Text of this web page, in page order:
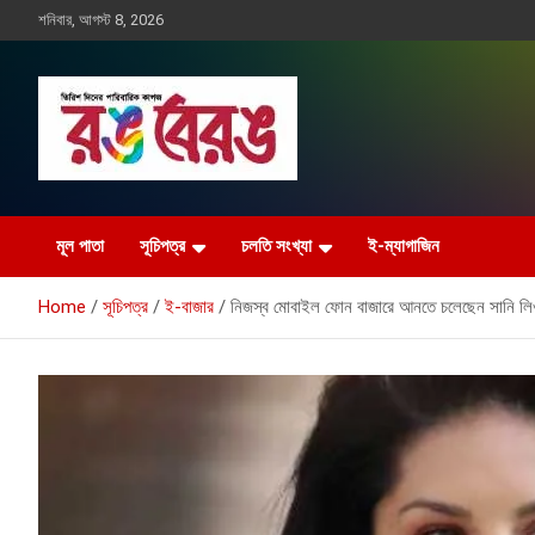
to
শনিবার, আগস্ট 8, 2026
রঙ বেরঙ
মূল পাতা সূচিপত্র চলতি সংখ্যা ই-ম্যাগাজিন
Home সূচিপত্র ই-বাজার নিজস্ব মোবাইল ফোন বাজারে আনতে চলেছেন সানি